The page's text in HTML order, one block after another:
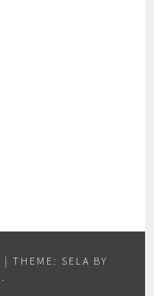
| THEME: SELA BY